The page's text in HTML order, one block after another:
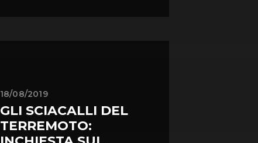
18/08/2019
GLI SCIACALLI DEL
TERREMOTO: